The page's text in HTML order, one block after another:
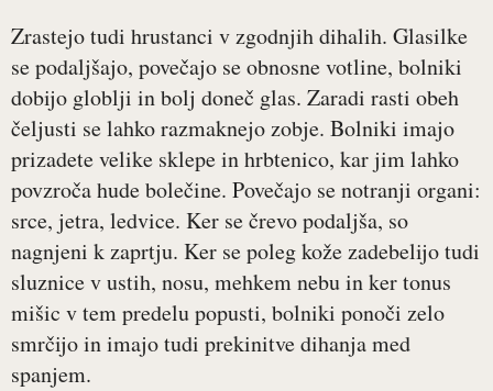
Zrastejo tudi hrustanci v zgodnjih dihalih. Glasilke
se podaljšajo, povečajo se obnosne votline, bolniki
dobijo globlji in bolj doneč glas. Zaradi rasti obeh
čeljusti se lahko razmaknejo zobje. Bolniki imajo
prizadete velike sklepe in hrbtenico, kar jim lahko
povzroča hude bolečine. Povečajo se notranji organi:
srce, jetra, ledvice. Ker se črevo podaljša, so
nagnjeni k zaprtju. Ker se poleg kože zadebelijo tudi
sluznice v ustih, nosu, mehkem nebu in ker tonus
mišic v tem predelu popusti, bolniki ponoči zelo
smrčijo in imajo tudi prekinitve dihanja med
spanjem.